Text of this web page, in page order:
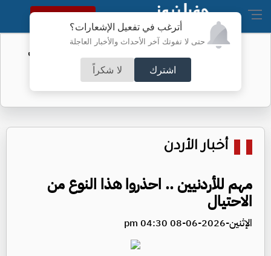
أترغب في تفعيل الإشعارات؟
حتى لا تفوتك آخر الأحداث والأخبار العاجلة
اشترك لا شكراً
النسخة الكاملة
الفيفا يحول مستحقات الأردن المالية من
كأس العرب
أخبار الأردن
مهم للأردنيين .. احذروا هذا النوع من
الاحتيال
الإثنين-2026-06-08 04:30 pm